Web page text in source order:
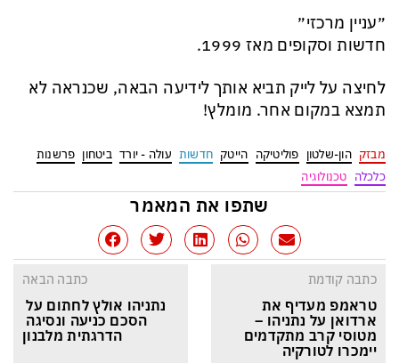
״עניין מרכזי״
חדשות וסקופים מאז 1999.
לחיצה על לייק תביא אותך לידיעה הבאה, שכנראה לא
תמצא במקום אחר. מומלץ!
מבזק הון-שלטון פוליטיקה הייטק חדשות עולה - יורד ביטחון פרשנות
כלכלה טכנולוגיה
שתפו את המאמר
כתבה קודמת
טראמפ מעדיף את
ארדואן על נתניהו –
מטוסי קרב מתקדמים
יימכרו לטורקיה
כתבה הבאה
נתניהו אולץ לחתום על
הסכם כניעה ונסיגה
הדרגתית מלבנון